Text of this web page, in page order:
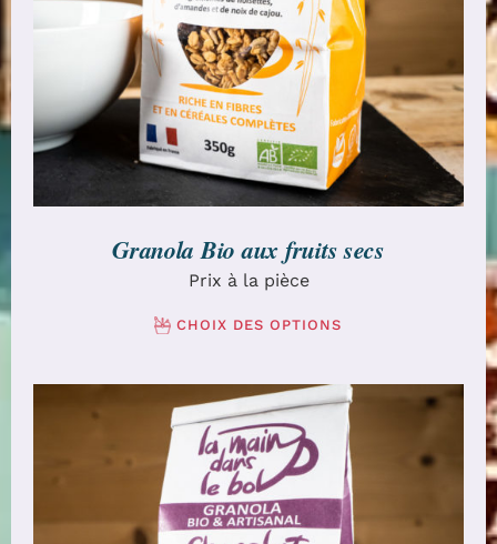
Granola Bio aux fruits secs
Prix à la pièce
CHOIX DES OPTIONS